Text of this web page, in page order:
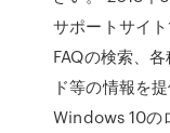
サポートサイ
FAQの検索、
ド等の情報を
Windows 10の